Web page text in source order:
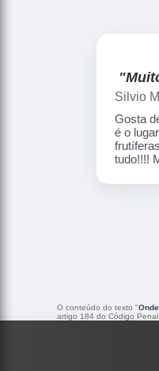
Silvio
Gosta
é o
tudo!!!!
O conteúdo do texto "
artigo 184 do Código